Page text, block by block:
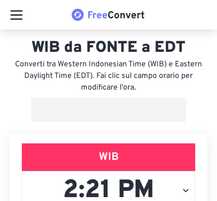
WIB da FONTE a EDT
Converti tra Western Indonesian Time (WIB) e Eastern
Daylight Time (EDT). Fai clic sul campo orario per
modificare l'ora.
WIB